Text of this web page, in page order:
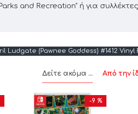
and Recreation" ή για
(Pawnee Goddess) #1412 Vinyl
Δείτε ακόμα ... Από την
-9 %